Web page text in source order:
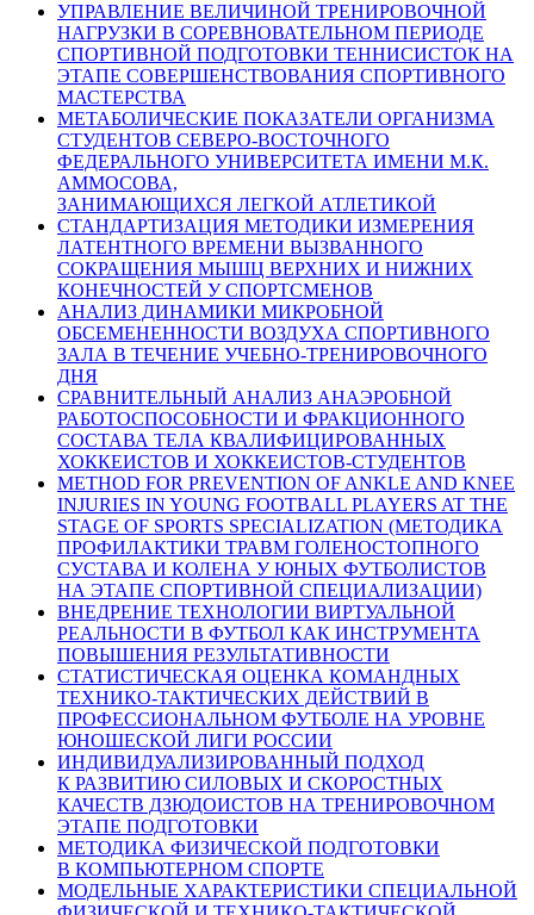
УПРАВЛЕНИЕ ВЕЛИЧИНОЙ ТРЕНИРОВОЧНОЙ
НАГРУЗКИ В СОРЕВНОВАТЕЛЬНОМ ПЕРИОДЕ
СПОРТИВНОЙ ПОДГОТОВКИ ТЕННИСИСТОК НА
ЭТАПЕ СОВЕРШЕНСТВОВАНИЯ СПОРТИВНОГО
МАСТЕРСТВА
МЕТАБОЛИЧЕСКИЕ ПОКАЗАТЕЛИ ОРГАНИЗМА
СТУДЕНТОВ СЕВЕРО-ВОСТОЧНОГО
ФЕДЕРАЛЬНОГО УНИВЕРСИТЕТА ИМЕНИ М.К.
АММОСОВА,
ЗАНИМАЮЩИХСЯ ЛЕГКОЙ АТЛЕТИКОЙ
СТАНДАРТИЗАЦИЯ МЕТОДИКИ ИЗМЕРЕНИЯ
ЛАТЕНТНОГО ВРЕМЕНИ ВЫЗВАННОГО
СОКРАЩЕНИЯ МЫШЦ ВЕРХНИХ И НИЖНИХ
КОНЕЧНОСТЕЙ У СПОРТСМЕНОВ
АНАЛИЗ ДИНАМИКИ МИКРОБНОЙ
ОБСЕМЕНЕННОСТИ ВОЗДУХА СПОРТИВНОГО
ЗАЛА В ТЕЧЕНИЕ УЧЕБНО-ТРЕНИРОВОЧНОГО
ДНЯ
СРАВНИТЕЛЬНЫЙ АНАЛИЗ АНАЭРОБНОЙ
РАБОТОСПОСОБНОСТИ И ФРАКЦИОННОГО
СОСТАВА ТЕЛА КВАЛИФИЦИРОВАННЫХ
ХОККЕИСТОВ И ХОККЕИСТОВ-СТУДЕНТОВ
METHOD FOR PREVENTION OF ANKLE AND KNEE
INJURIES IN YOUNG FOOTBALL PLAYERS AT THE
STAGE OF SPORTS SPECIALIZATION (МЕТОДИКА
ПРОФИЛАКТИКИ ТРАВМ ГОЛЕНОСТОПНОГО
СУСТАВА И КОЛЕНА У ЮНЫХ ФУТБОЛИСТОВ
НА ЭТАПЕ СПОРТИВНОЙ СПЕЦИАЛИЗАЦИИ)
ВНЕДРЕНИЕ ТЕХНОЛОГИИ ВИРТУАЛЬНОЙ
РЕАЛЬНОСТИ В ФУТБОЛ КАК ИНСТРУМЕНТА
ПОВЫШЕНИЯ РЕЗУЛЬТАТИВНОСТИ
СТАТИСТИЧЕСКАЯ ОЦЕНКА КОМАНДНЫХ
ТЕХНИКО-ТАКТИЧЕСКИХ ДЕЙСТВИЙ В
ПРОФЕССИОНАЛЬНОМ ФУТБОЛЕ НА УРОВНЕ
ЮНОШЕСКОЙ ЛИГИ РОССИИ
ИНДИВИДУАЛИЗИРОВАННЫЙ ПОДХОД
К РАЗВИТИЮ СИЛОВЫХ И СКОРОСТНЫХ
КАЧЕСТВ ДЗЮДОИСТОВ НА ТРЕНИРОВОЧНОМ
ЭТАПЕ ПОДГОТОВКИ
МЕТОДИКА ФИЗИЧЕСКОЙ ПОДГОТОВКИ
В КОМПЬЮТЕРНОМ СПОРТЕ
МОДЕЛЬНЫЕ ХАРАКТЕРИСТИКИ СПЕЦИАЛЬНОЙ